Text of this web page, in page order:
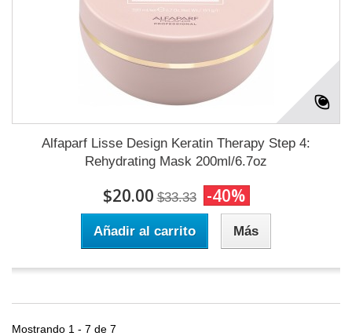
Alfaparf Lisse Design Keratin Therapy Step 4:
Rehydrating Mask 200ml/6.7oz
$20.00 $33.33 -40%
Añadir al carrito Más
Mostrando 1 - 7 de 7